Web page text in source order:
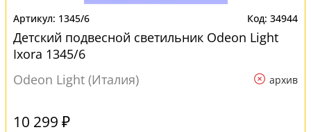
1345/6 34944
Детский подвесной светильник Odeon Light
Ixora 1345/6
Odeon Light (Италия)
архив
10 299 ₽